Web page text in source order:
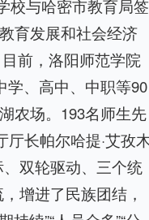
校与哈密市教育局签
育发展和社会经济
前，洛阳师范学院
学、高中、中职等90
农场。193名师生先
长帕尔哈提·艾孜
双轮驱动、三个统
增进了民族团结，